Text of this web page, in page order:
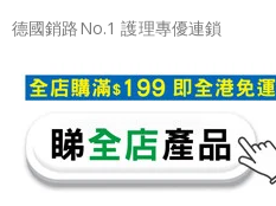
德國銷路No.1 護理專優連鎖